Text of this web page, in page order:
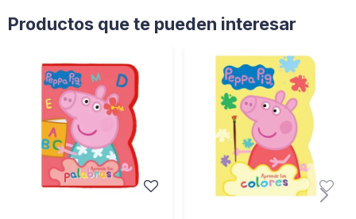
Productos que te pueden interesar